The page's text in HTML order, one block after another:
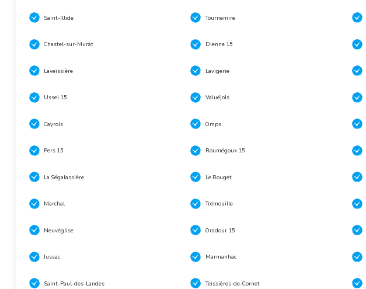
Saint-Illide Tournemire
Chastel-sur-Murat Dienne 15
Laveissière Lavigerie
Ussel 15 Valuéjols
Cayrols Omps
Pers 15 Roumégoux 15
La Ségalassière Le Rouget
Marchal Trémouille
Neuvéglise Oradour 15
Jussac Marmanhac
Saint-Paul-des-Landes Teissières-de-Cornet